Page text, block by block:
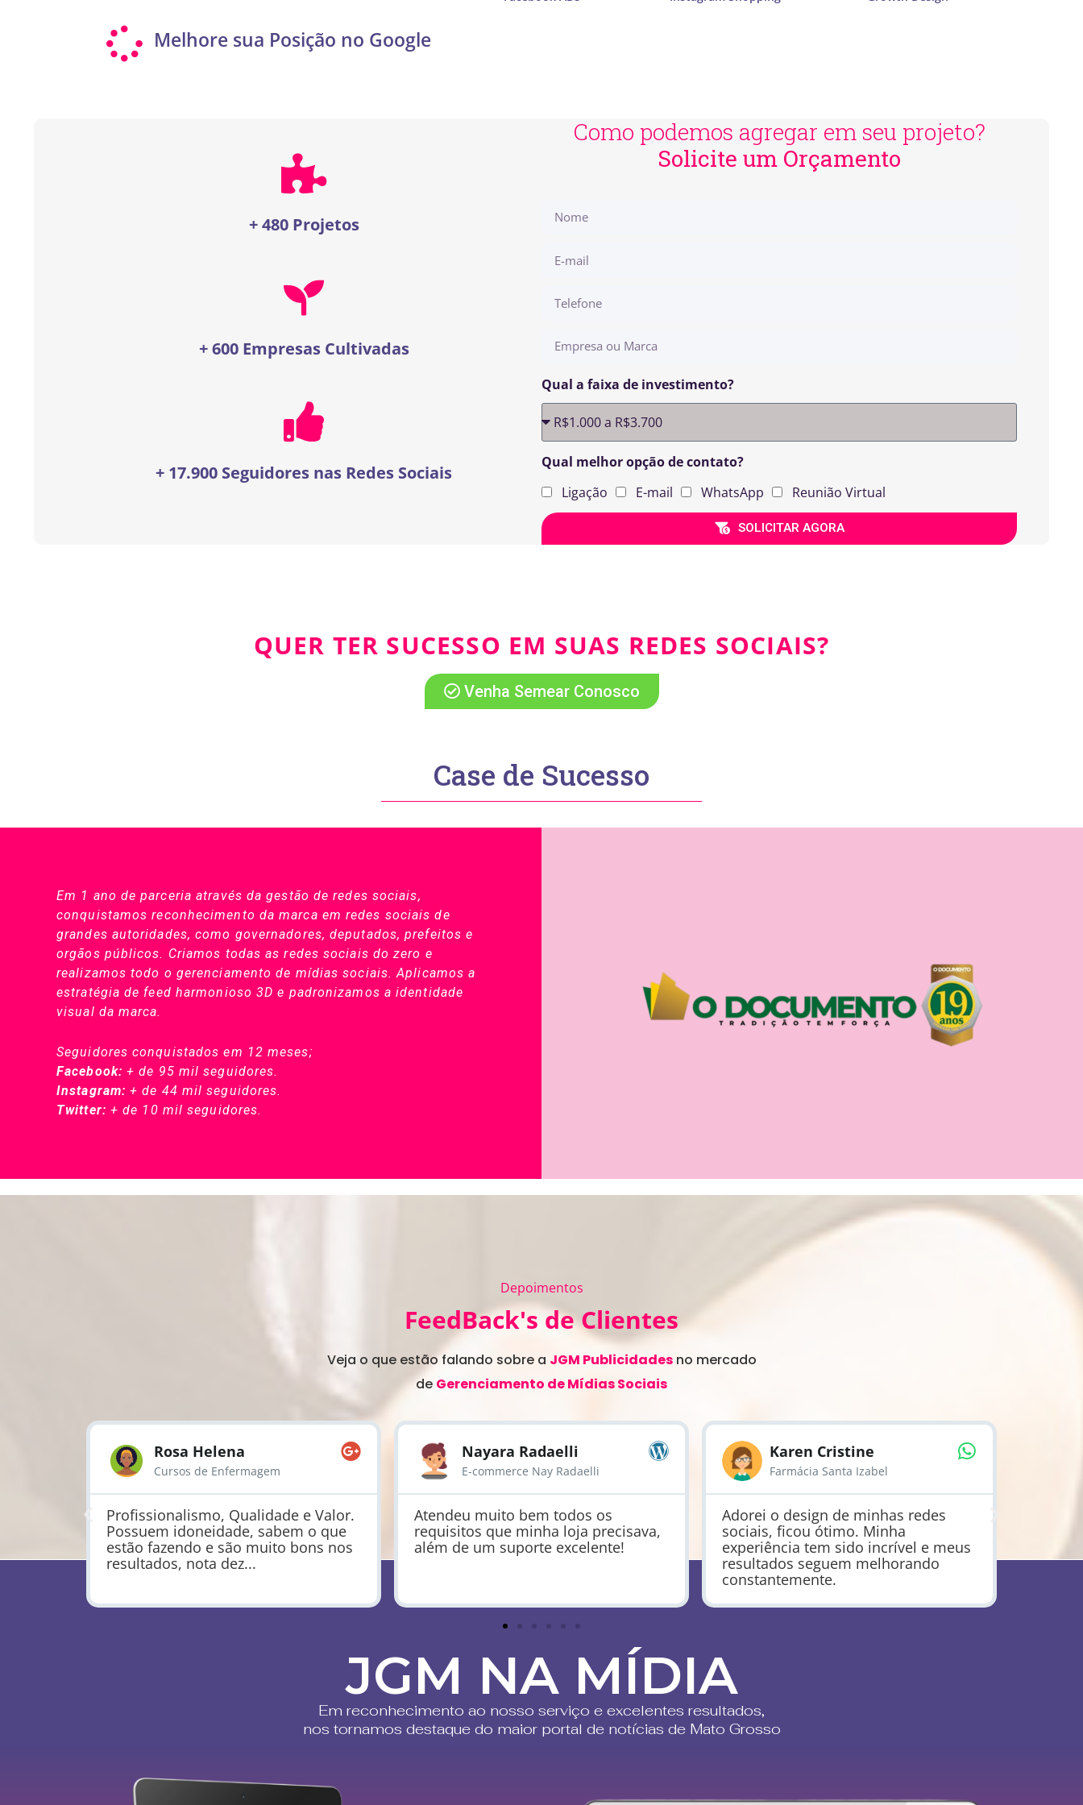
Melhore sua Posição no Google
+ 480 Projetos
+ 600 Empresas Cultivadas
+ 17.900 Seguidores nas Redes Sociais
Como podemos agregar em seu projeto?
Solicite um Orçamento
Qual a faixa de investimento?
Qual melhor opção de contato?
Ligação
E-mail WhatsApp Reunião Virtual
SOLICITAR AGORA
QUER TER SUCESSO EM SUAS REDES SOCIAIS?
Venha Semear Conosco
Case de Sucesso
Em 1 ano de parceria através da gestão de redes sociais,
conquistamosreconhecimento da marca em redes sociais de
grandes autoridades, como governadores, deputados, prefeitos e
orgãos públicos. Criamos todas as redes sociais do zero e
realizamos todo o gerenciamento de mídias sociais. Aplicamos a
estratégia de feed harmonioso 3D e padronizamos a identidade
visual da marca.
Seguidores conquistados em 12 meses;
Facebook: + de 95 mil seguidores.
Instagram: + de 44 mil seguidores.
Twitter: + de 10 mil seguidores.
Depoimentos
FeedBack's de Clientes
Veja o que estão falando sobre a JGM Publicidadesno mercado
de Gerenciamento de Mídias Sociais
Rosa Helena
Cursos de Enfermagem
Profissionalismo, Qualidade e Valor.
Possuem idoneidade, sabem o que
estão fazendo e são muito bons nos
resultados, nota dez...
Nayara Radaelli
E-commerce Nay Radaelli
Atendeu muito bem todos os
requisitos que minha loja precisava,
além de um suporte excelente!
Karen Cristine
Farmácia Santa Izabel
Adorei o design de minhas redes
sociais, ficou ótimo. Minha
experiência tem sido incrível e meus
resultados seguem melhorando
constantemente.
JGM NA MÍDIA
Em reconhecimento ao nosso serviço e excelentes resultados,
nos tornamos destaque do maior portal de notícias de Mato Grosso